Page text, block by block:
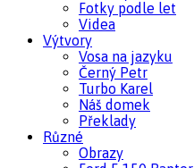
Fotky podle let
Videa
Výtvory
Vosa na jazyku
Černý Petr
Turbo Karel
Náš domek
Překlady
Různé
Obrazy